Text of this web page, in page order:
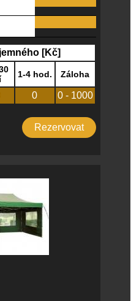
[Kč]
1-4 hod. Záloha
0 0 - 1000
Rezervovat